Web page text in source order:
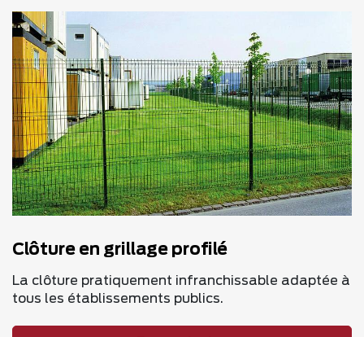
Clôture en grillage profilé
La clôture pratiquement infranchissable adaptée à
tous les établissements publics.